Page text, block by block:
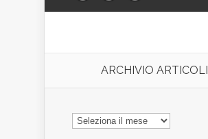
ARCHIVIO ARTICOLI
ARCHIVIO
ARTICOLI